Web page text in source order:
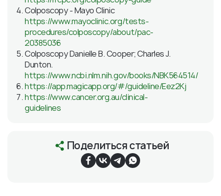
Colposcopy - Mayo Clinic
https://www.mayoclinic.org/tests-
procedures/colposcopy/about/pac-
20385036
Colposcopy Danielle B. Cooper; Charles J.
Dunton.
https://www.ncbi.nlm.nih.gov/books/NBK564514/
https://app.magicapp.org/#/guideline/Eez2Kj
https://www.cancer.org.au/clinical-
guidelines
Поделиться статьей